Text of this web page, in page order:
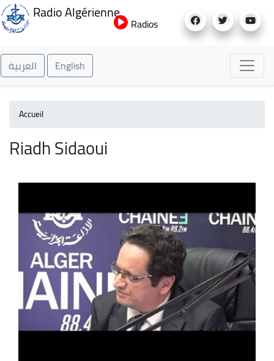
au
Radio Algérienne
Radios
العربية English
Accueil
Riadh Sidaoui